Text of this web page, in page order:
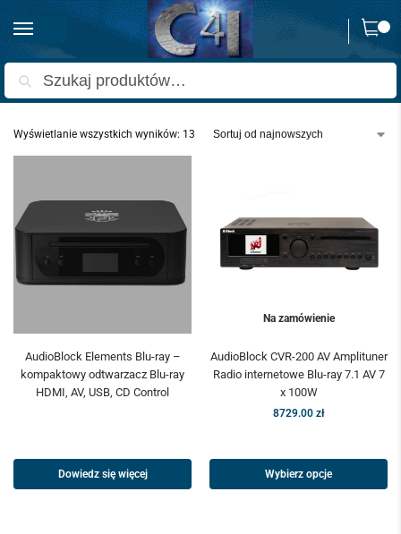
0
Strona główna AudioBlock
Wyświetlanie wszystkich wyników: 13
AudioBlock Elements Blu-ray –
kompaktowy odtwarzacz Blu-ray
HDMI, AV, USB, CD Control
Dowiedz się więcej
Na zamówienie
AudioBlock CVR-200 AV Amplituner
Radio internetowe Blu-ray 7.1 AV 7
x 100W
8729.00 zł
Wybierz opcje